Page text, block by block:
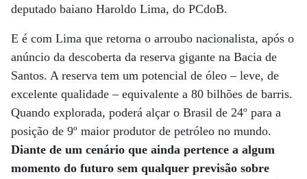
deputado baiano Haroldo Lima, do PCdoB.
E é com Lima que retorna o arroubo nacionalista, após o
anúncio da descoberta da reserva gigante na Bacia de
Santos. A reserva tem um potencial de óleo – leve, de
excelente qualidade – equivalente a 80 bilhões de barris.
Quando explorada, poderá alçar o Brasil de 24º para a
posição de 9º maior produtor de petróleo no mundo.
Diante de um cenário que ainda pertence a algum
momento do futuro sem qualquer previsão sobre